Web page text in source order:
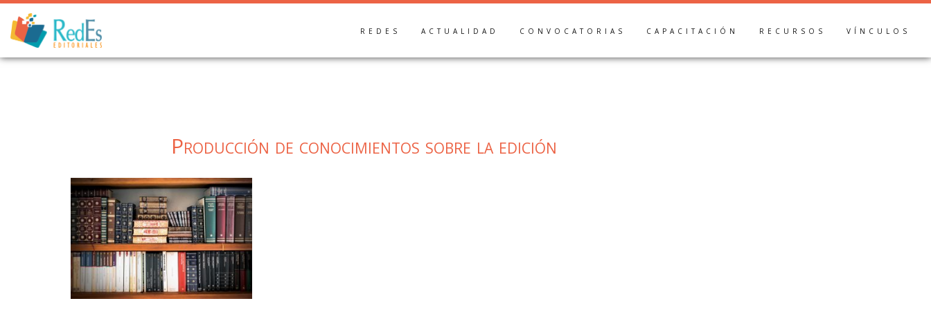
Skip
content
REDES ACTUALIDAD CONVOCATORIAS CAPACITACIÓN RECURSOS VÍNCULOS
Producción de conocimientos sobre la edición